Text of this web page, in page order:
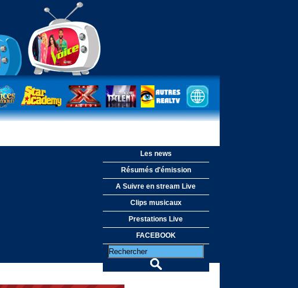
Les news
Résumés d'émission
A Suivre en stream Live
Clips musicaux
Prestations Live
FACEBOOK